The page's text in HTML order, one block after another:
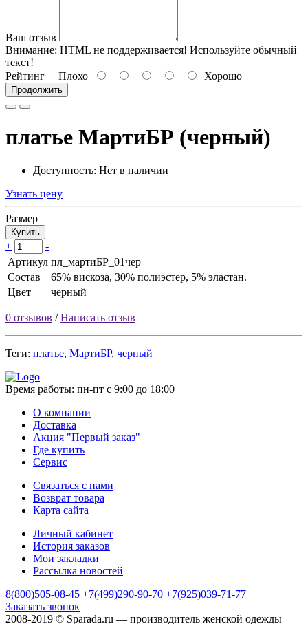
Ваш отзыв
Внимание: HTML не поддерживается! Используйте обычный
текст!
Рейтинг Плохо Хорошо
Продолжить
платье МартиБР (черный)
Доступность: Нет в наличии
Узнать цену
Размер
Купить
+
-
Артикул пл_мартиБР_01чер
Состав
65% вискоза, 30% полиэстер, 5% эластан.
Цвет
черный
0 отзывов /Написать отзыв
Теги: платье, МартиБР, черный
Время работы: пн-пт с 9:00 до 18:00
О компании
Доставка
Акция "Первый заказ"
Где купить
Сервис
Связаться с нами
Возврат товара
Карта сайта
Личный кабинет
История заказов
Мои закладки
Рассылка новостей
8(800)505-08-45 +7(499)290-90-70 +7(925)039-71-77
Заказать звонок
2008-2019 © Sparada.ru — производитель женской одежды